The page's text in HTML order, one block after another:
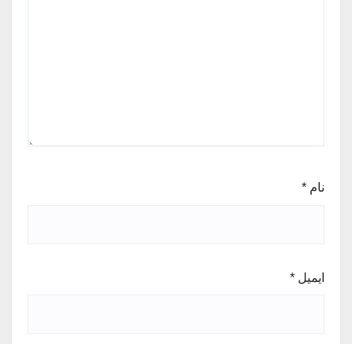
نام *
ایمیل *